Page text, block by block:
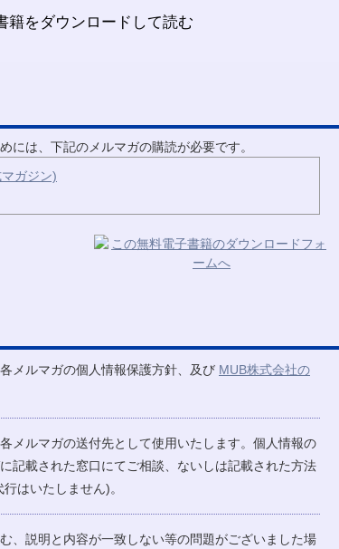
には、下記のメルマガの購読が必要です。
ガジン)
メルマガの個人情報保護方針、及び MUB株式会社の
メルマガの送付先として使用いたします。個人情報の
記載された窓口にてご相談、ないしは記載された方法
はいたしません)。
、説明と内容が一致しない等の問題がございました場